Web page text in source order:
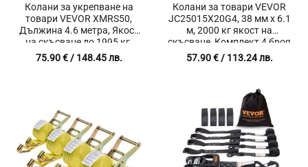
Колани за укрепване на
товари VEVOR XMRS50,
Дължина 4.6 метра, Якост
на скъсване до 1995 кг,
Комплект 8 броя
75.90€/ 148.45 лв.
Колани за товари VEVOR
JC25015X20G4, 38 мм x 6.1
м, 2000 кг якост на
скъсване, Комплект 4 броя
57.90€/ 113.24 лв.